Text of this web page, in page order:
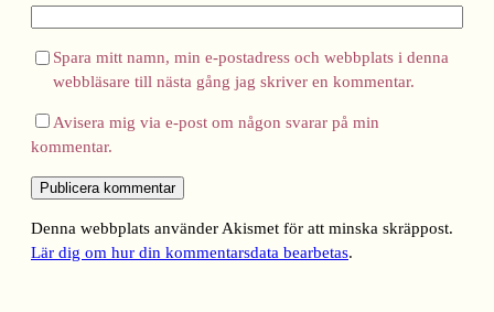
Spara mitt namn, min e-postadress och webbplats i denna
webbläsare till nästa gång jag skriver en kommentar.
Avisera mig via e-post om någon svarar på min
kommentar.
Denna webbplats använder Akismet för att minska skräppost.
Lär dig om hur din kommentarsdata bearbetas.